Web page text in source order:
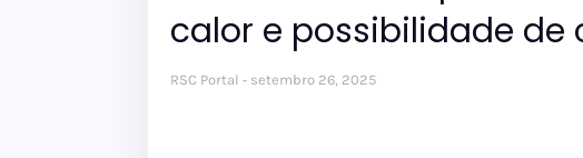
calor e possibilidade de
RSC Portal setembro 26, 2025